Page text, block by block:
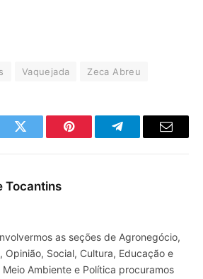
Vaquejada Zeca Abreu
Twitter Pinterest TelegramaE-
Tocantins
as seções de Agronegócio,
Opinião, Social, Cultura, Educação e
Meio Ambiente e Política procuramos